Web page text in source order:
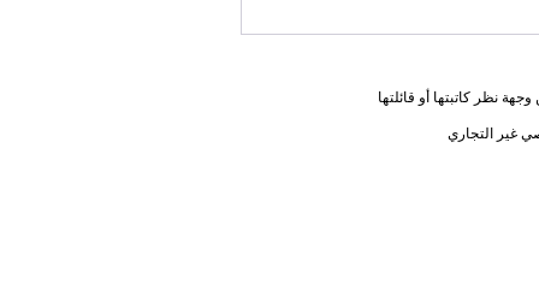
نظر كاتبتها أو قائلتها
غير التجاري